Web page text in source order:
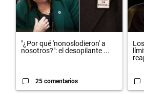
"¿Por qué 'nonoslodieron' a
nosotros?": el desopilante ...
25 comentarios